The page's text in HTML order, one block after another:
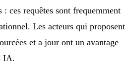
ces requêtes sont frequemment
Les acteurs qui proposent
et a jour ont un avantage
IA.